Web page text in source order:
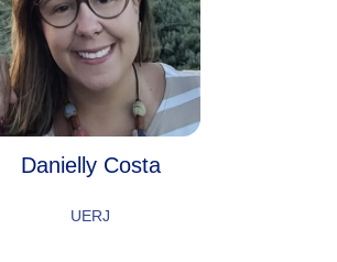
Danielly Costa
UERJ